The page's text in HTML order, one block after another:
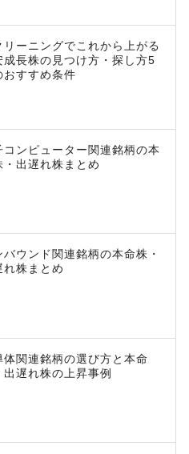
リーニングでこれから上がる
成長株の見つけ方・探し方5
おすすめ条件
コンピューター関連銘柄の本
・出遅れ株まとめ
バウンド関連銘柄の本命株・
れ株まとめ
体関連銘柄の選び方と本命
出遅れ株の上昇事例